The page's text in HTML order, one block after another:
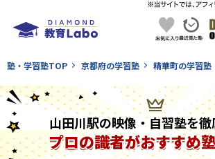
塾・学習塾TOP 京都府の学習塾 精華町の学習塾
山田川駅の映像・自習塾を
プロの識者がおすすめ